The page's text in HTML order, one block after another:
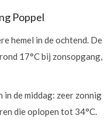
Poppel
hemel in de ochtend. De
17°C bij zonsopgang,
in de middag: zeer zonnig
die oplopen tot 34°C.